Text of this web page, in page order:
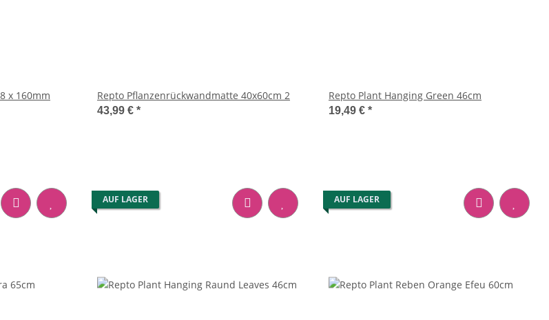
x 160mm Repto Pflanzenrückwandmatte 40x60cm 2
43,99 € *
Repto Plant Hanging Green 46cm
19,49 € *
AUF LAGER AUF LAGER